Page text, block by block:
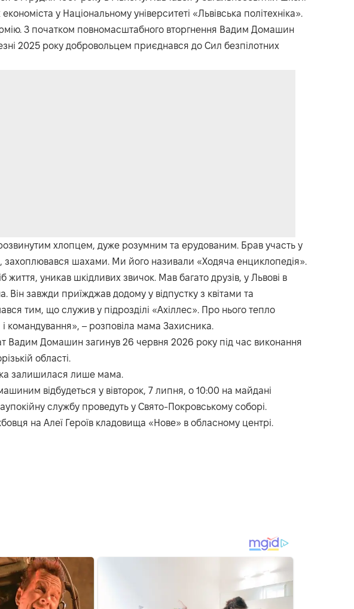
у Національному університеті «Львівська політехніка».
З початком повномасштабного вторгнення Вадим Домашин
2025 року добровольцем приєднався до Сил безпілотних
хлопцем, дуже розумним та ерудованим. Брав участь у
захоплювався шахами. Ми його називали «Ходяча енциклопедія».
життя, уникав шкідливих звичок. Мав багато друзів, у Львові в
Він завжди приїжджав додому у відпустку з квітами та
тим, що служив у підрозділі «Ахіллес». Про нього тепло
командування», – розповіла мама Захисника.
Вадим Домашин загинув 26 червня 2026 року під час виконання
області.
залишилася лише мама.
відбудеться у вівторок, 7 липня, о 10:00 на майдані
службу проведуть у Свято-Покровському соборі.
на Алеї Героїв кладовища «Нове» в обласному центрі.